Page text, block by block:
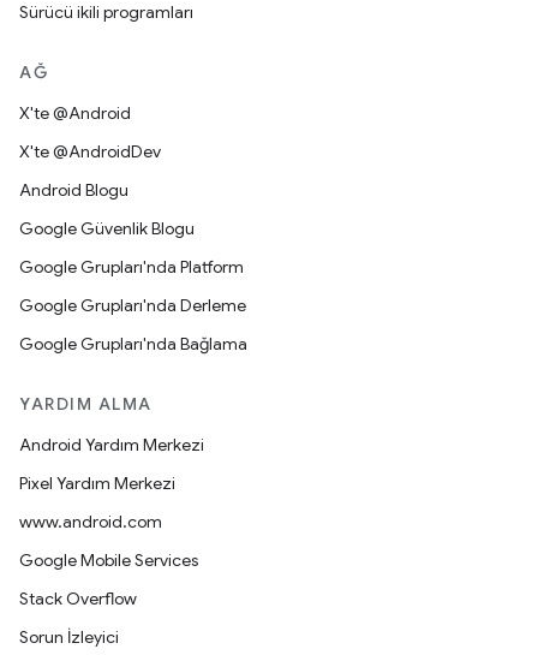
Sürücü ikili programları
AĞ
X'te @Android
X'te @AndroidDev
Android Blogu
Google Güvenlik Blogu
Google Grupları'nda Platform
Google Grupları'nda Derleme
Google Grupları'nda Bağlama
YARDIM ALMA
Android Yardım Merkezi
Pixel Yardım Merkezi
www.android.com
Google Mobile Services
Stack Overflow
Sorun İzleyici